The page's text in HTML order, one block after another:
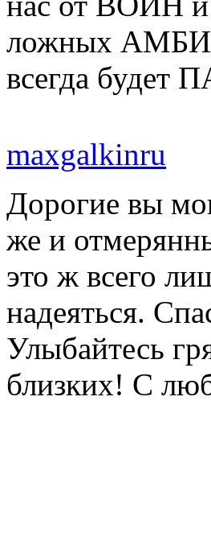
ложных
всегда будет
maxgalkinru
Дорогие вы
же и
это ж всего
надеяться.
Улыбайтесь
близких! С